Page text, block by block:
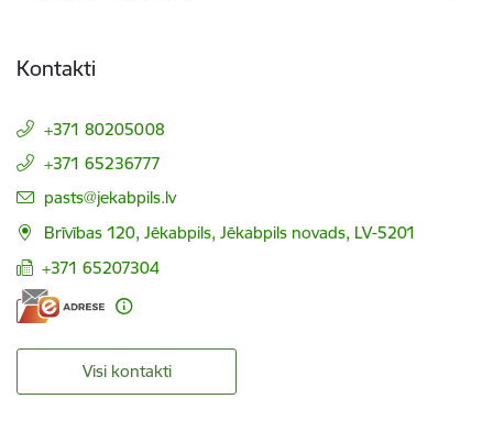
Kontakti
+371 80205008
+371 65236777
E-pasts:
pasts@jekabpils.lv
Brīvības 120, Jēkabpils, Jēkabpils novads, LV-5201
+371 65207304
Visi kontakti